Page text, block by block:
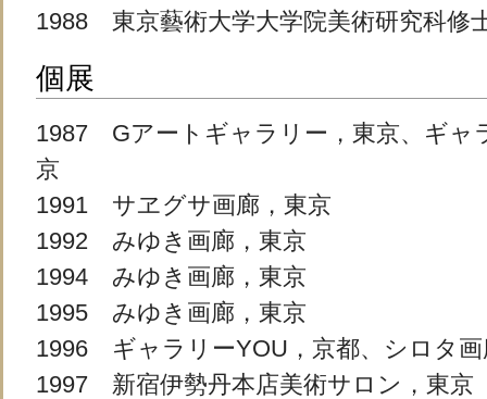
1988 東京藝術大学大学院美術研究科修
個展
1987 Gアートギャラリー，東京、ギャ
京
1991 サヱグサ画廊，東京
1992 みゆき画廊，東京
1994 みゆき画廊，東京
1995 みゆき画廊，東京
1996 ギャラリーYOU，京都、シロタ画
1997 新宿伊勢丹本店美術サロン，東京